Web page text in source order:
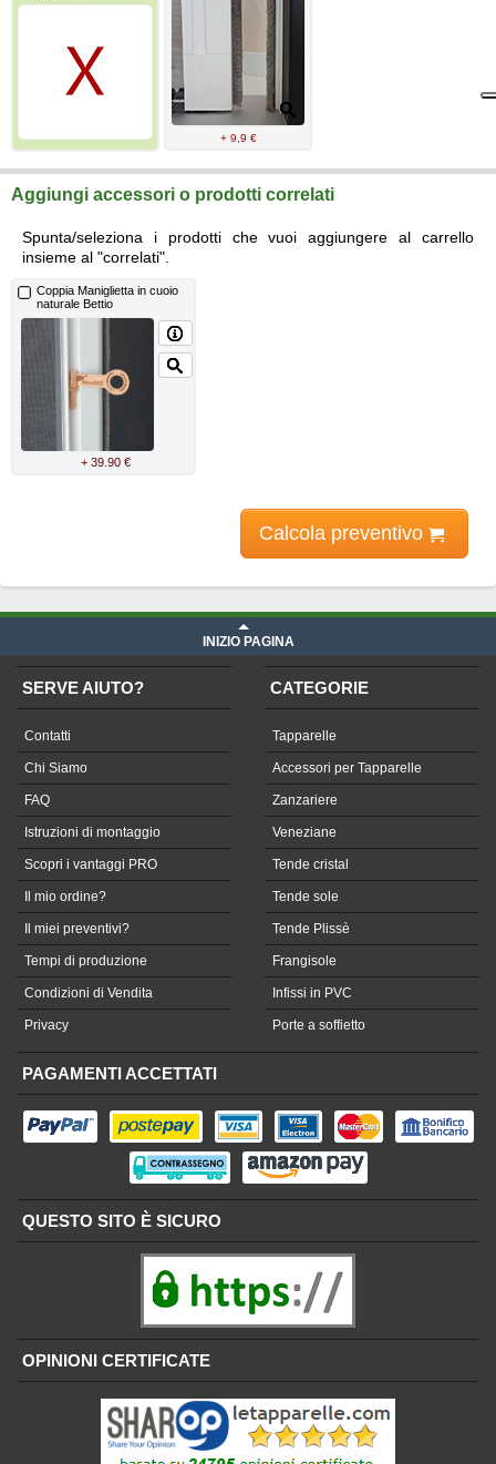
+ 9,9 €
Aggiungi accessori o prodotti correlati
Spunta/seleziona i prodotti che vuoi aggiungere al carrello
insieme al "correlati".
Coppia Maniglietta in cuoio
naturale Bettio
+ 39.90 €
Calcola preventivo
INIZIO PAGINA
SERVE AIUTO?
Contatti
Chi Siamo
FAQ
Istruzioni di montaggio
Scopri i vantaggi PRO
Il mio ordine?
Il miei preventivi?
Tempi di produzione
Condizioni di Vendita
Privacy
CATEGORIE
Tapparelle
Accessori per Tapparelle
Zanzariere
Veneziane
Tende cristal
Tende sole
Tende Plissè
Frangisole
Infissi in PVC
Porte a soffietto
PAGAMENTI ACCETTATI
QUESTO SITO È SICURO
OPINIONI CERTIFICATE